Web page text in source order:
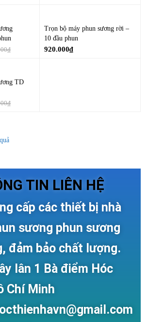
₫
Trọn bộ máy phun sương rời –
10 đầu phun
920.000₫
TD
₫
TIN LIÊN HỆ
cấp các thiết bị nhà
sương phun sương
đảm bảo chất lượng.
lân 1 Bà điểm Hóc
Chí Minh